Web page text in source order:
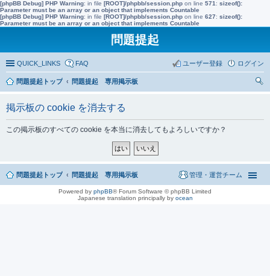
[phpBB Debug] PHP Warning: in file [ROOT]/phpbb/session.php on line 571 : sizeof():
Parameter must be an array or an object that implements Countable
[phpBB Debug] PHP Warning: in file [ROOT]/phpbb/session.php on line 627: sizeof():
Parameter must be an array or an object that implements Countable
問題提起
QUICK_LINKS FAQ ログイン
ユーザー登録
問題提起トップ
問題提起 専用掲示板
掲示板の cookie を消去する
この掲示板のすべての cookie を本当に消去してもよろしいですか？
問題提起トップ 問題提起 専用掲示板 管理・運営チーム
Powered by phpBB® Forum Software © phpBB Limited
Japanese translation principally by ocean